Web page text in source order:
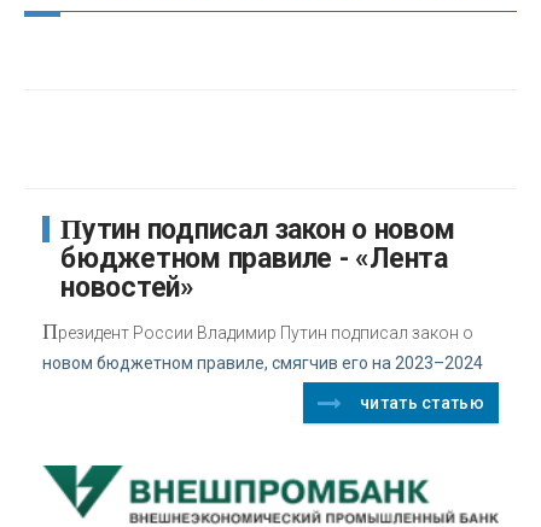
Путин подписал закон о новом
бюджетном правиле - «Лента
новостей»
Президент России Владимир Путин подписал закон о
новом бюджетном правиле, смягчив его на 2023–2024
читать статью